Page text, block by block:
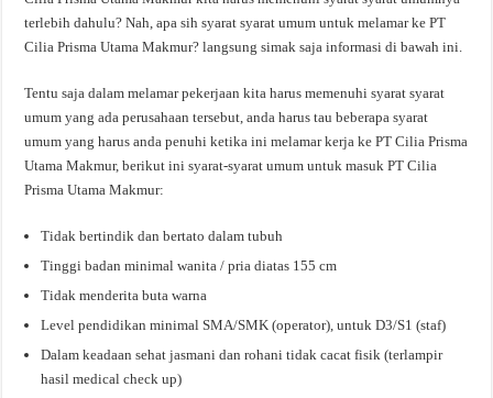
terlebih dahulu? Nah, apa sih syarat syarat umum untuk melamar ke PT
Cilia Prisma Utama Makmur? langsung simak saja informasi di bawah ini.
Tentu saja dalam melamar pekerjaan kita harus memenuhi syarat syarat
umum yang ada perusahaan tersebut, anda harus tau beberapa syarat
umum yang harus anda penuhi ketika ini melamar kerja ke PT Cilia Prisma
Utama Makmur, berikut ini syarat-syarat umum untuk masuk PT Cilia
Prisma Utama Makmur:
Tidak bertindik dan bertato dalam tubuh
Tinggi badan minimal wanita / pria diatas 155 cm
Tidak menderita buta warna
Level pendidikan minimal SMA/SMK (operator), untuk D3/S1 (staf)
Dalam keadaan sehat jasmani dan rohani tidak cacat fisik (terlampir
hasil medical check up)